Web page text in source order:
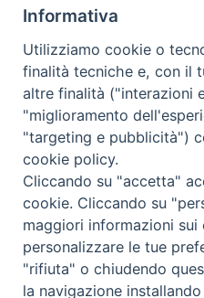
Abbonamenti
Abbonamento Annuale
Abbonamento Annuale
Abbonamento Singola
Redazione: Pavia, Piazza
Informativa
Utilizziamo cookie o
finalità tecniche e, con il
altre finalità ("interazioni
"miglioramento
"targeting e pubblicità")
cookie policy.
Cliccando su "accetta"
cookie. Cliccando su
maggiori informazioni
personalizzare le tue
"rifiuta" o chiudendo
la navigazione